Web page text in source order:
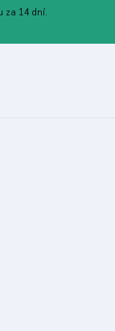
za 14 dní.